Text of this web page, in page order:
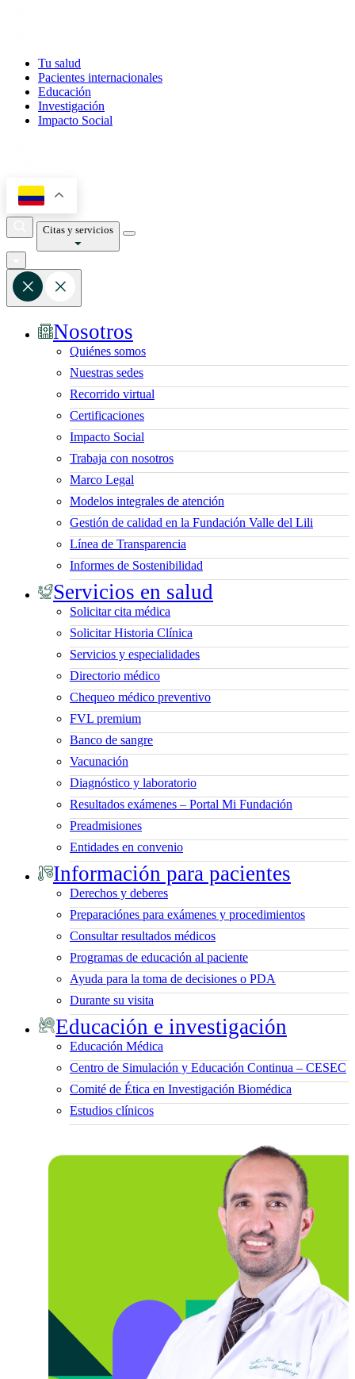
Tu salud
Pacientes internacionales
Educación
Investigación
Impacto Social
Citas y servicios
Nosotros
Quiénes somos
Nuestras sedes
Recorrido virtual
Certificaciones
Impacto Social
Trabaja con nosotros
Marco Legal
Modelos integrales de atención
Gestión de calidad en la Fundación Valle del Lili
Línea de Transparencia
Informes de Sostenibilidad
Servicios en salud
Solicitar cita médica
Solicitar Historia Clínica
Servicios y especialidades
Directorio médico
Chequeo médico preventivo
FVL premium
Banco de sangre
Vacunación
Diagnóstico y laboratorio
Resultados exámenes – Portal Mi Fundación
Preadmisiones
Entidades en convenio
Información para pacientes
Derechos y deberes
Preparaciónes para exámenes y procedimientos
Consultar resultados médicos
Programas de educación al paciente
Ayuda para la toma de decisiones o PDA
Durante su visita
Educación e investigación
Educación Médica
Centro de Simulación y Educación Continua – CESEC
Comité de Ética en Investigación Biomédica
Estudios clínicos